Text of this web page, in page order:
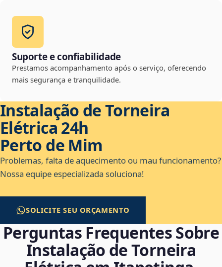
Suporte e confiabilidade
Prestamos acompanhamento após o serviço, oferecendo
mais segurança e tranquilidade.
Instalação de Torneira
Elétrica 24h
Perto de Mim
Problemas, falta de aquecimento ou mau funcionamento?
Nossa equipe especializada soluciona!
SOLICITE SEU ORÇAMENTO
Perguntas Frequentes Sobre
Instalação de Torneira